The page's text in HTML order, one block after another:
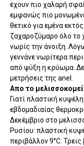
έχουν πιο χαλαρή
εμφανώς πιο
θετικό για εμένα
ζαχαροζύμαρο όλο το
νωρίς την άνοιξη.
γεννάνε νωρίτερα
από ψύξη η κρύωμα.
μετρήσεις της anel.
Απο το
Γιατί πλαστική
εβδομαδιαίας
Δεκέμβριο στο
Ρυσίου: πλαστική
περιβάλλον 9°C.